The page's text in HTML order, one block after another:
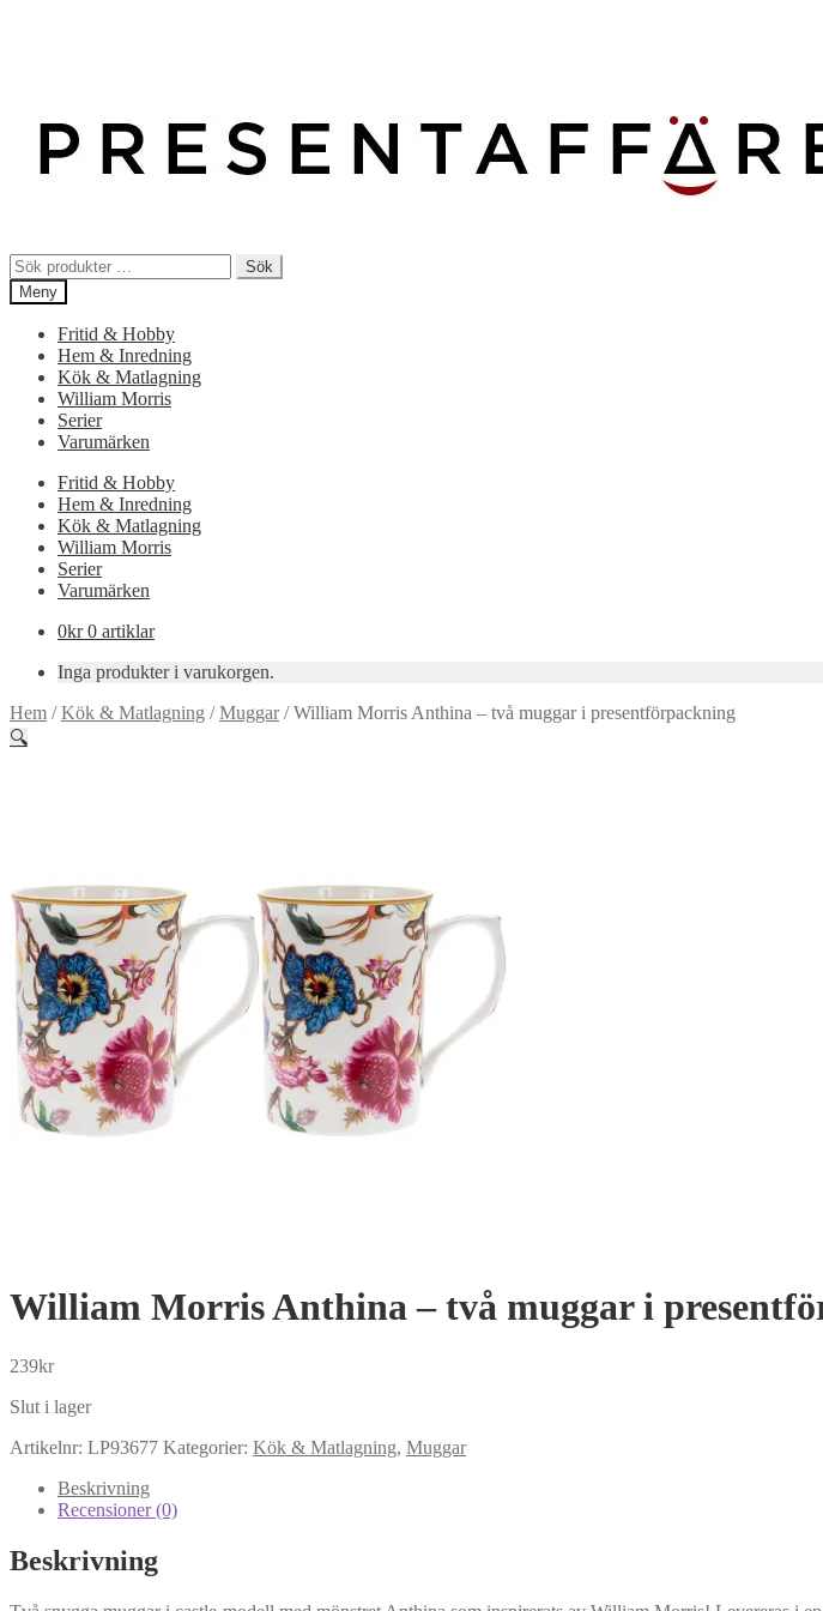
Sök
efter:
Sök
Meny
Fritid & Hobby
Hem & Inredning
Kök & Matlagning
William Morris
Serier
Varumärken
Fritid & Hobby
Hem & Inredning
Kök & Matlagning
William Morris
Serier
Varumärken
0kr 0 artiklar
Inga produkter i varukorgen.
Hem /Kök & Matlagning /Muggar/William Morris Anthina – två muggar i presentförpackning
🔍
William Morris Anthina – två muggar i
239kr
Slut i lager
Artikelnr: LP93677 Kategorier: Kök & Matlagning, Muggar
Beskrivning
Recensioner (0)
Beskrivning